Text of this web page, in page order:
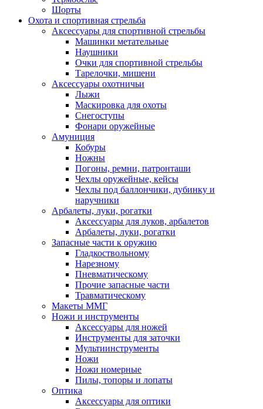
Шорты
Охота и спортивная стрельба
Аксессуары для спортивной стрельбы
Машинки метательные
Наушники
Очки для спортивной стрельбы
Тарелочки, мишени
Аксессуары охотничьи
Лыжи
Маскировка для охоты
Снегоступы
Фонари оружейные
Амуниция
Кобуры
Ножны
Погоны, ремни, патронташи
Чехлы оружейные, кейсы
Чехлы под баллончики, дубинку и
наручники
Арбалеты, луки, рогатки
Аксессуары для луков, арбалетов
Арбалеты, луки, рогатки
Запасные части к оружию
Гладкоствольному
Нарезному
Пневматическому
Прочие запасные части
Травматическому
Макеты ММГ
Ножи и инструменты
Аксессуары для ножей
Инструменты для заточки
Мультиинструменты
Ножи
Ножи номерные
Пилы, топоры и лопаты
Оптика
Аксессуары для оптики